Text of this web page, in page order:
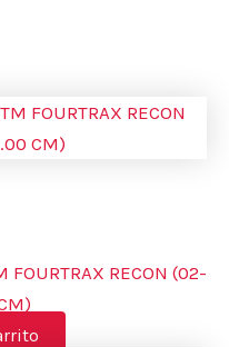
FOURTRAX RECON (02-